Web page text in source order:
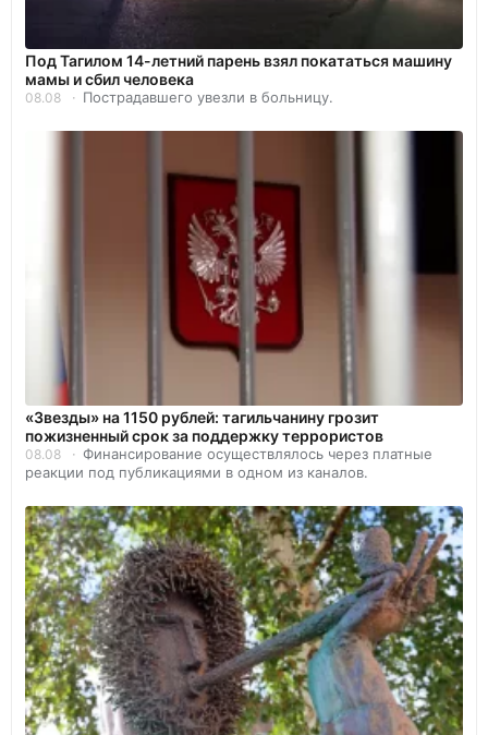
Под Тагилом 14-летний парень взял покататься машину
мамы и сбил человека
08.08 Пострадавшего увезли в больницу.
«Звезды» на 1150 рублей: тагильчанину грозит
пожизненный срок за поддержку террористов
08.08
Финансирование осуществлялось через платные
реакции под публикациями в одном из каналов.